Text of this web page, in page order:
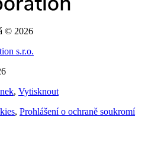
© 2026
s.r.o.
, Vytisknout
, Prohlášení o ochraně soukromí